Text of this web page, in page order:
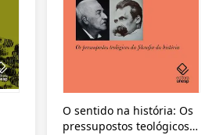
O sentido na história: Os
pressupostos teológicos